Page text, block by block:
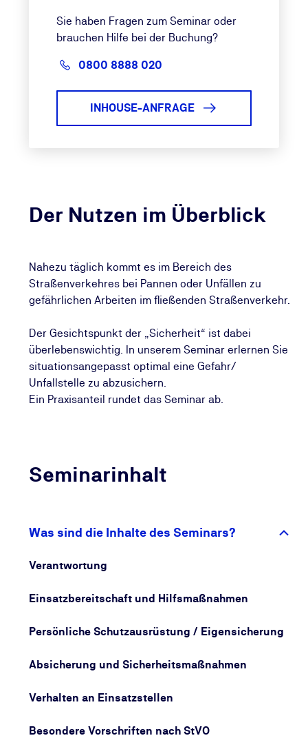
Der Nutzen im Überblick
Nahezu täglich kommt es im Bereich des
Straßenverkehres bei Pannen oder Unfällen zu
gefährlichen Arbeiten im fließenden Straßenverkehr.
Der Gesichtspunkt der „Sicherheit“ ist dabei
überlebenswichtig. In unserem Seminar erlernen Sie
situationsangepasst optimal eine Gefahr/
Unfallstelle zu abzusichern.
Ein Praxisanteil rundet das Seminar ab.
Seminarinhalt
Was sind die Inhalte des Seminars?
Verantwortung
Einsatzbereitschaft und Hilfsmaßnahmen
Persönliche Schutzausrüstung / Eigensicherung
Absicherung und Sicherheitsmaßnahmen
Verhalten an Einsatzstellen
Besondere Vorschriften nach StVO
Sie haben Fragen zum Seminar oder
brauchen Hilfe bei der Buchung?
0800 8888 020
INHOUSE-ANFRAGE